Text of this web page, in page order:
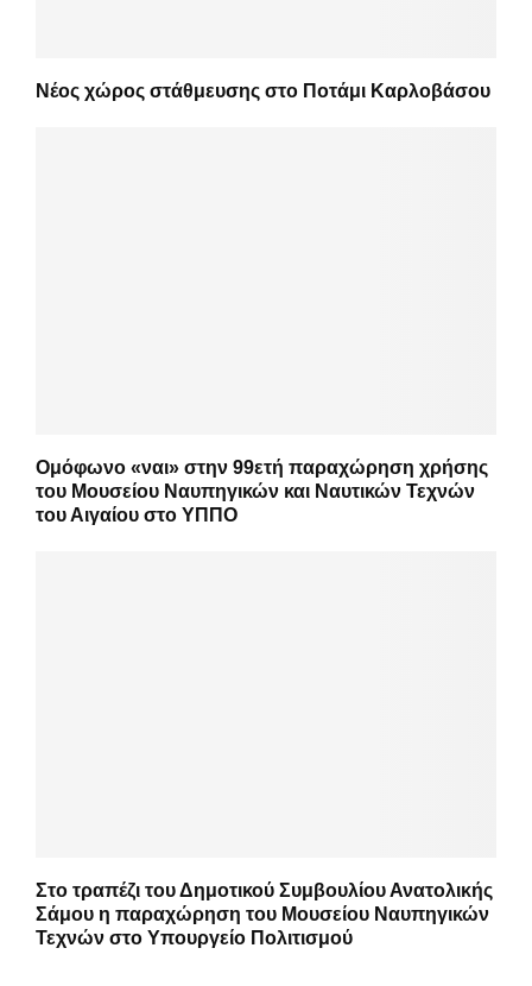
Νέος χώρος στάθμευσης στο Ποτάμι Καρλοβάσου
Ομόφωνο «ναι» στην 99ετή παραχώρηση χρήσης
του Μουσείου Ναυπηγικών και Ναυτικών Τεχνών
του Αιγαίου στο ΥΠΠΟ
Στο τραπέζι του Δημοτικού Συμβουλίου Ανατολικής
Σάμου η παραχώρηση του Μουσείου Ναυπηγικών
Τεχνών στο Υπουργείο Πολιτισμού